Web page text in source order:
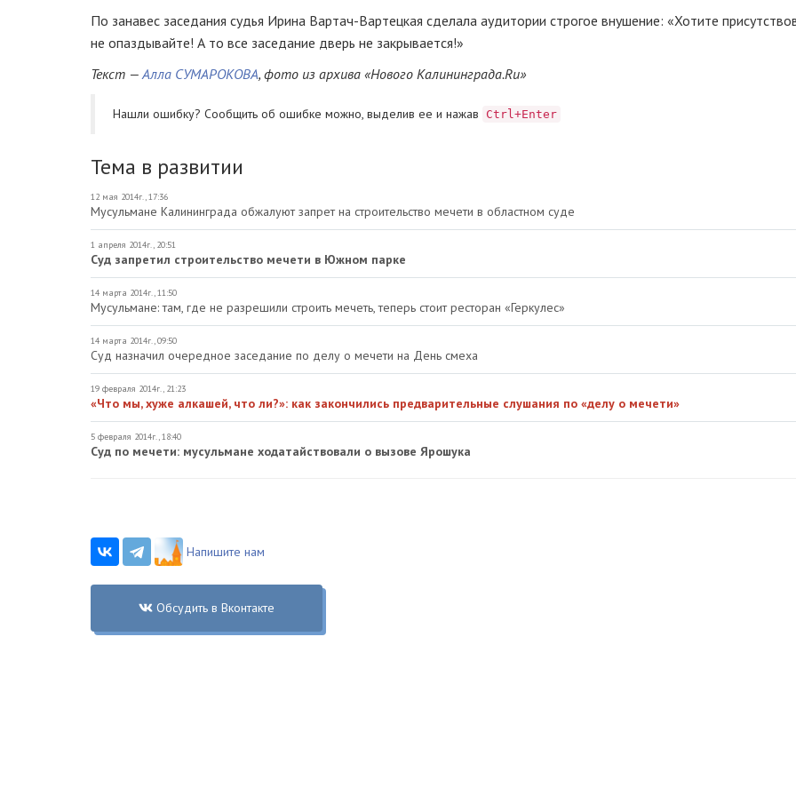
По занавес заседания судья Ирина Вартач-Вартецкая сделала аудитории строгое внушение: «Хотите
не опаздывайте! А то все заседание дверь не закрывается!»
Текст —Алла СУМАРОКОВА, фото из архива «Нового Калининграда.Ru»
Нашли ошибку? Cообщить об ошибке можно, выделив ее и нажав Ctrl+Enter
Тема в развитии
12 мая 2014г., 17:36
Мусульмане Калининграда обжалуют запрет на строительство мечети в областном суде
1 апреля 2014г., 20:51
Суд запретил строительство мечети в Южном парке
14 марта 2014г., 11:50
Мусульмане: там, где не разрешили строить мечеть, теперь стоит ресторан «Геркулес»
14 марта 2014г., 09:50
Суд назначил очередное заседание по делу о мечети на День смеха
19 февраля 2014г., 21:23
«Что мы, хуже алкашей, что ли?»: как закончились предварительные слушания по «делу о мечети»
5 февраля 2014г., 18:40
Суд по мечети: мусульмане ходатайствовали о вызове Ярошука
Напишите нам
Обсудить в Вконтакте